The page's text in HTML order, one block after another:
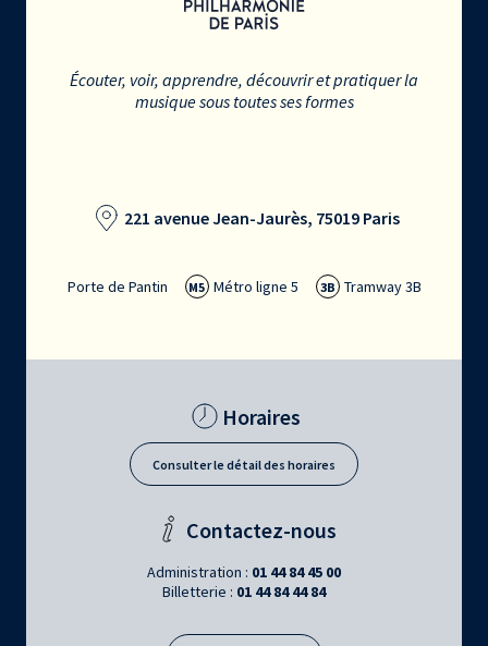
Écouter, voir, apprendre, découvrir et pratiquer la
musique sous toutes ses formes
221 avenue Jean-Jaurès, 75019 Paris
Porte de Pantin M5 Métro ligne 5 3B Tramway 3B
Horaires
Consulter le détail des horaires
Contactez-nous
Administration : 01 44 84 45 00
Billetterie : 01 44 84 44 84